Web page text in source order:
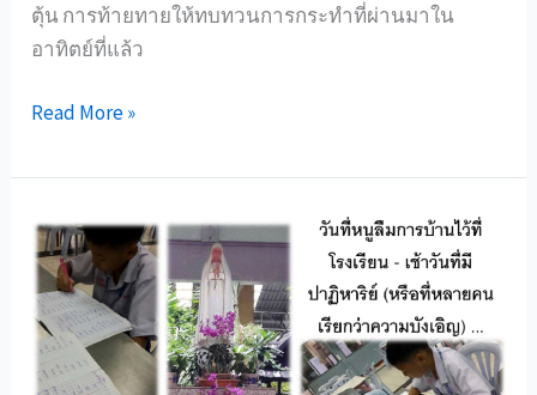
ตุ้น การท้ายทายให้ทบทวนการกระทำที่ผ่านมาใน
อาทิตย์ที่แล้ว
ทำไม
ไป
ทุก
วัน
อาทิตย์
…
คำถาม
Read More »